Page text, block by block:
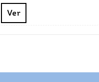
Ver